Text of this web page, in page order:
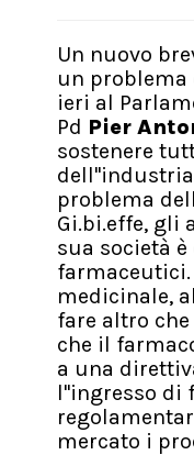
Un nuovo
un problema
ieri al
Pd Pier
sostenere
problema
Gi.bi.effe, gli
sua società
medicinale,
fare altro
che il
a una
l''ingresso di
mercato i